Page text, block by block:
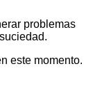
problemas
este momento.